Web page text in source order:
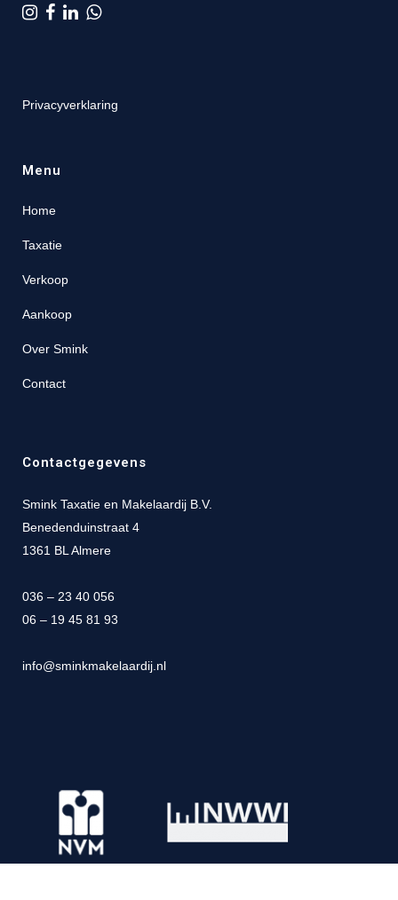
Privacyverklaring
Menu
Home
Taxatie
Verkoop
Aankoop
Over Smink
Contact
Contactgegevens
Smink Taxatie en Makelaardij B.V.
Benedenduinstraat 4
1361 BL Almere
036 – 23 40 056
06 – 19 45 81 93
info@sminkmakelaardij.nl